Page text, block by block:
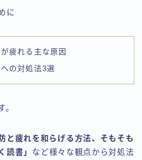
に
疲れる主な原因
の対処法3選
。
と疲れを和らげる方法、そもそも
読書」 など様々な観点から対処法